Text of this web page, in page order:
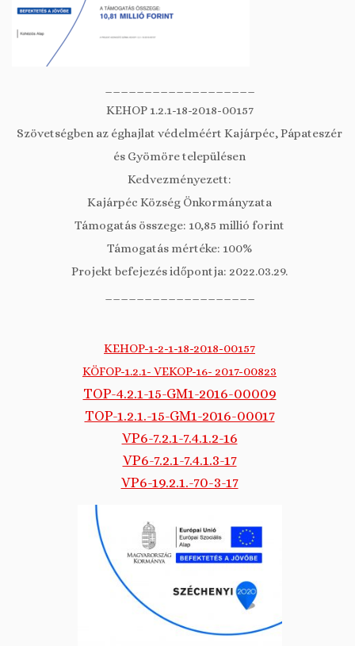
KEHOP 1.2.1-18-2018-00157
Szövetségben az éghajlat védelméért Kajárpéc, Pápateszér
és Gyömöre településen
Kedvezményezett:
Kajárpéc Község Önkormányzata
Támogatás összege: 10,85 millió forint
Támogatás mértéke: 100%
Projekt befejezés időpontja: 2022.03.29.
KEHOP-1-2-1-18-2018-00157
KÖFOP-1.2.1- VEKOP-16- 2017-00823
TOP-4.2.1-15-GM1-2016-00009
TOP-1.2.1.-15-GM1-2016-00017
VP6-7.2.1-7.4.1.2-16
VP6-7.2.1-7.4.1.3-17
VP6-19.2.1.-70-3-17